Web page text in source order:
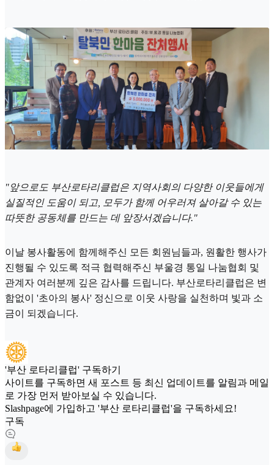
"앞으로도 부산로타리클럽은 지역사회의 다양한 이웃들에게
실질적인 도움이 되고, 모두가 함께 어우러져 살아갈 수 있는
따뜻한 공동체를 만드는 데 앞장서겠습니다."
이날 봉사활동에 함께해주신 모든 회원님들과, 원활한 행사가
진행될 수 있도록 적극 협력해주신 부울경 통일 나눔협회 및
관계자 여러분께 깊은 감사를 드립니다. 부산로타리클럽은 변
함없이 '초아의 봉사' 정신으로 이웃 사랑을 실천하며 빛과 소
금이 되겠습니다.
'부산 로타리클럽' 구독하기
사이트를 구독하면 새 포스트 등 최신 업데이트를 알림과 메일
로 가장 먼저 받아보실 수 있습니다.
Slashpage에 가입하고 '부산 로타리클럽'을 구독하세요!
구독